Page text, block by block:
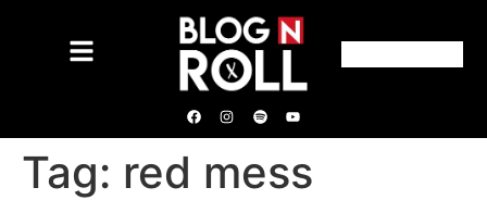
Tag: red mess